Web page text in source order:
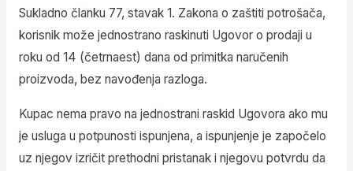
Sukladno članku 77, stavak 1. Zakona o zaštiti potrošača,
korisnik može jednostrano raskinuti Ugovor o prodaji u
roku od 14 (četrnaest) dana od primitka naručenih
proizvoda, bez navođenja razloga.
Kupac nema pravo na jednostrani raskid Ugovora ako mu
je usluga u potpunosti ispunjena, a ispunjenje je započelo
uz njegov izričit prethodni pristanak i njegovu potvrdu da